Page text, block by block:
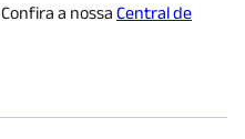
a nossa Central de